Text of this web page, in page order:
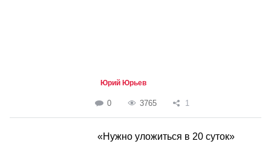
Юрий Юрьев
0 3765 1
«Нужно уложиться в 20 суток»